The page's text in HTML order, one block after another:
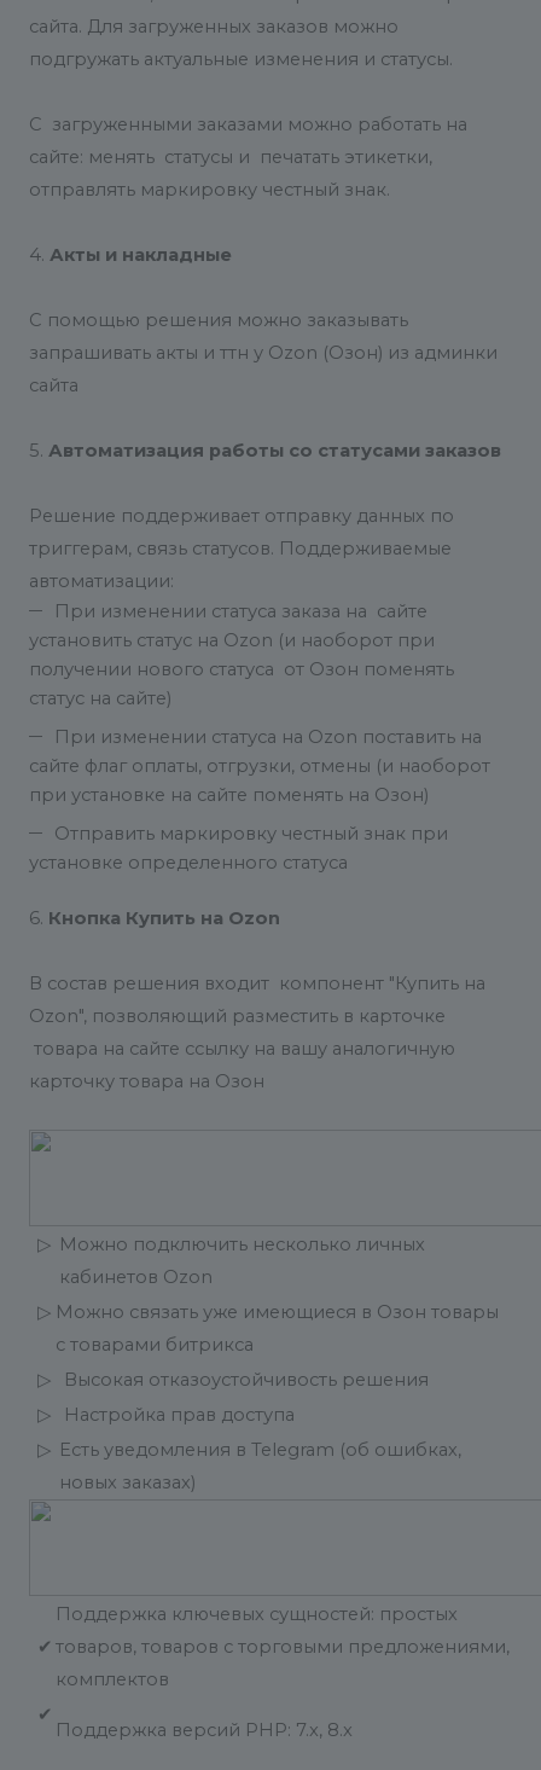
сайта. Для загруженных заказов можно
подгружать актуальные изменения и статусы.
С загруженными заказами можно работать на
сайте: менять статусы и печатать этикетки,
отправлять маркировку честный знак.
4. Акты и накладные
С помощью решения можно заказывать
запрашивать акты и ттн у Ozon (Озон) из админки
сайта
5. Автоматизация работы со статусами заказов
Решение поддерживает отправку данных по
триггерам, связь статусов. Поддерживаемые
автоматизации:
При изменении статуса заказа на сайте
установить статус на Ozon (и наоборот при
получении нового статуса от Озон поменять
статус на сайте)
При изменении статуса на Ozon поставить на
сайте флаг оплаты, отгрузки, отмены (и наоборот
при установке на сайте поменять на Озон)
Отправить маркировку честный знак при
установке определенного статуса
6. Кнопка Купить на Ozon
В состав решения входит компонент "Купить на
Ozon", позволяющий разместить в карточке
товара на сайте ссылку на вашу аналогичную
карточку товара на Озон
▷ Можно подключить несколько личных
кабинетов Ozon
▷ Можно связать уже имеющиеся в Озон товары
с товарами битрикса
▷
Высокая отказоустойчивость решения
▷
Настройка прав доступа
▷ Есть уведомления в Telegram (об ошибках,
новых заказах)
✔
Поддержка ключевых сущностей: простых
товаров, товаров с торговыми предложениями,
комплектов
✔
Поддержка версий PHP: 7.x, 8.x